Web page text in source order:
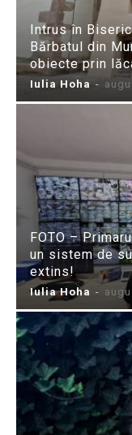
Intrus în
Bărbatul din
obiecte prin
Iulia Hoha -
FOTO –
un sistem de
extins!
Iulia Hoha -